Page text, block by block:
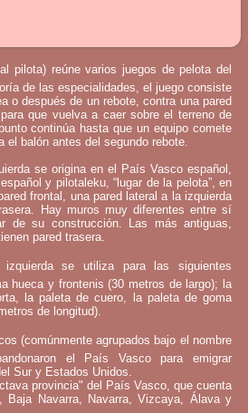
pilota) reúne varios juegos de pelota del
de las especialidades, el juego consiste
o después de un rebote, contra una pared
que vuelva a caer sobre el terreno de
continúa hasta que un equipo comete
el balón antes del segundo rebote.
se origina en el País Vasco español,
y pilotaleku, “lugar de la pelota”, en
frontal, una pared lateral a la izquierda
Hay muros muy diferentes entre sí
de su construcción. Las más antiguas,
pared trasera.
se utiliza para las siguientes
hueca y frontenis (30 metros de largo); la
la paleta de cuero, la paleta de goma
de longitud).
(comúnmente agrupados bajo el nombre
el País Vasco para emigrar
Sur y Estados Unidos.
provincia" del País Vasco, que cuenta
Baja Navarra, Navarra, Vizcaya, Álava y